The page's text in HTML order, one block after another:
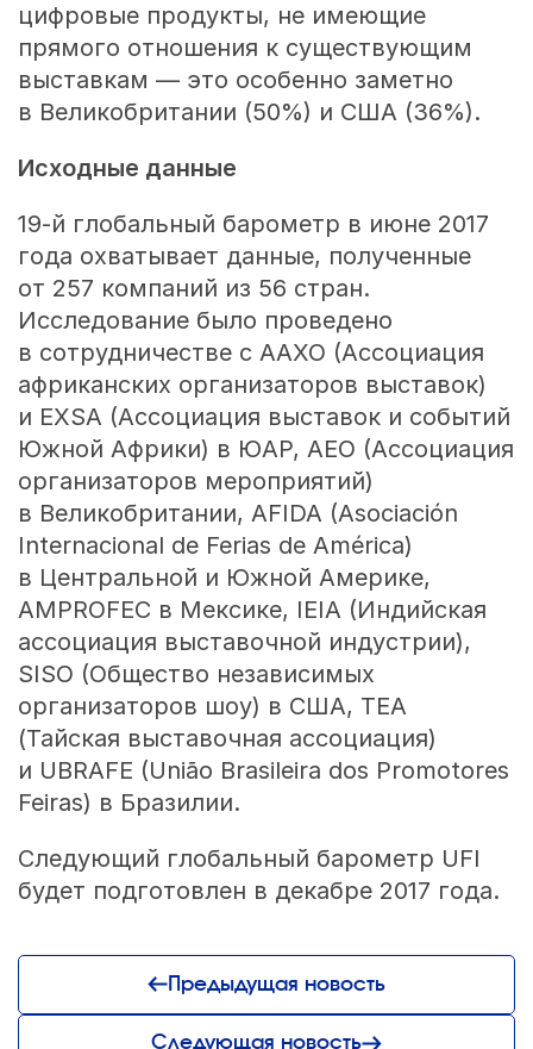
цифровые продукты, не имеющие
прямого отношения к существующим
выставкам — это особенно заметно
в Великобритании (50%) и США (36%).
Исходные данные
19-й глобальный барометр в июне 2017
года охватывает данные, полученные
от 257 компаний из 56 стран.
Исследование было проведено
в сотрудничестве с AAXO (Ассоциация
африканских организаторов выставок)
и EXSA (Ассоциация выставок и событий
Южной Африки) в ЮАР, AEO (Ассоциация
организаторов мероприятий)
в Великобритании, AFIDA (Asociación
Internacional de Ferias de América)
в Центральной и Южной Америке,
AMPROFEC в Мексике, IEIA (Индийская
ассоциация выставочной индустрии),
SISO (Общество независимых
организаторов шоу) в США, TEA
(Тайская выставочная ассоциация)
и UBRAFE (União Brasileira dos Promotores
Feiras) в Бразилии.
Следующий глобальный барометр UFI
будет подготовлен в декабре 2017 года.
Предыдущая новость
Следующая новость